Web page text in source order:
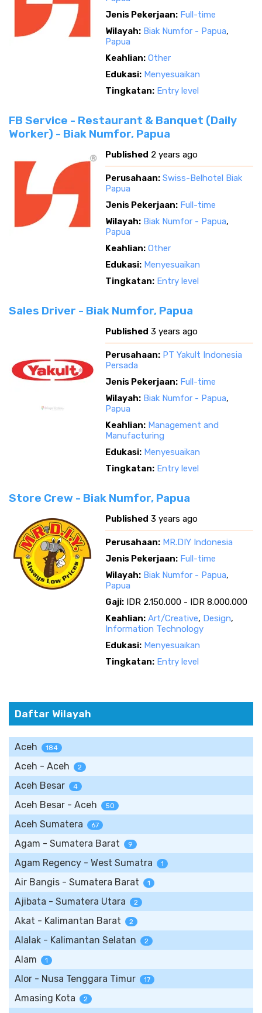
Jenis Pekerjaan: Full-time
Wilayah: Biak Numfor - Papua,
Papua
Keahlian: Other
Edukasi: Menyesuaikan
Tingkatan: Entry level
FB Service - Restaurant & Banquet (Daily
Worker) - Biak Numfor, Papua
Published 2 years ago
Perusahaan: Swiss-Belhotel Biak
Papua
Jenis Pekerjaan: Full-time
Wilayah: Biak Numfor - Papua,
Papua
Keahlian: Other
Edukasi: Menyesuaikan
Tingkatan: Entry level
Sales Driver - Biak Numfor, Papua
Published 3 years ago
Perusahaan: PT Yakult Indonesia
Persada
Jenis Pekerjaan: Full-time
Wilayah: Biak Numfor - Papua,
Papua
Keahlian: Management and
Manufacturing
Edukasi: Menyesuaikan
Tingkatan: Entry level
Store Crew - Biak Numfor, Papua
Published 3 years ago
Perusahaan: MR.DIY Indonesia
Jenis Pekerjaan: Full-time
Wilayah: Biak Numfor - Papua,
Papua
Gaji: IDR 2.150.000 - IDR 8.000.000
Keahlian: Art/Creative, Design,
Information Technology
Edukasi: Menyesuaikan
Tingkatan: Entry level
Daftar Wilayah
Aceh 184
Aceh - Aceh 2
Aceh Besar 4
Aceh Besar - Aceh 50
Aceh Sumatera 67
Agam - Sumatera Barat 9
Agam Regency - West Sumatra 1
Air Bangis - Sumatera Barat 1
Ajibata - Sumatera Utara 2
Akat - Kalimantan Barat 2
Alalak - Kalimantan Selatan 2
Alam 1
Alor - Nusa Tenggara Timur 17
Amasing Kota 2